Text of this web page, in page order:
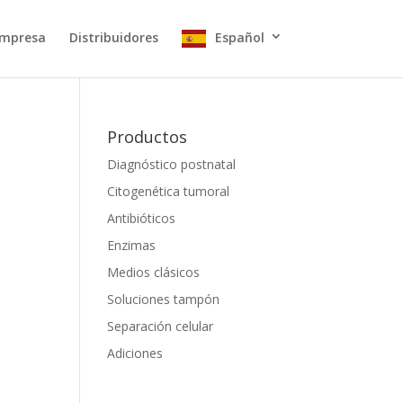
Distribuidores Español
Productos
Diagnóstico postnatal
Citogenética tumoral
Antibióticos
Enzimas
Medios clásicos
Soluciones tampón
Separación celular
Adiciones